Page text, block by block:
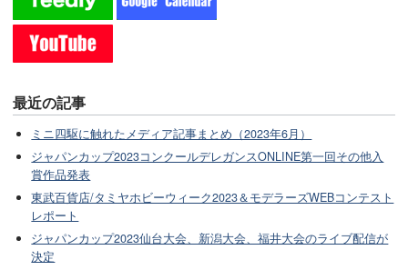
最近の記事
ミニ四駆に触れたメディア記事まとめ（2023年6月）
ジャパンカップ2023コンクールデレガンスONLINE第一回その他入
賞作品発表
東武百貨店/タミヤホビーウィーク2023＆モデラーズWEBコンテスト
レポート
ジャパンカップ2023仙台大会、新潟大会、福井大会のライブ配信が
決定